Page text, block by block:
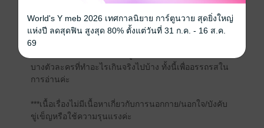
อย่าเพิ่งออกตัวแรงไป โบราณท่านว่าเกลียดอะไรก็มักจะ
ได้อย่างนั้นแหละ
*********************
บางตัวละครที่ทำอะไรเกินจริงไปบ้าง ทั้งนี้เพื่ออรรถรสใน
การอ่านค่ะ
***เนื้อเรื่องไม่มีเนื้อหาเกี่ยวกับการนอกกาย/นอกใจ/บังคับ
ขู่เข็ญหรือใช้ความรุนแรงค่ะ
World's Y meb 2026 เทศกาลนิยาย การ์ตูนวาย สุดยิ่งใหญ่
แห่งปี ลดสุดฟิน สูงสุด 80% ตั้งแต่วันที่ 31 ก.ค. - 16 ส.ค.
69